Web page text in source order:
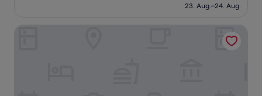
beträgt
23. Aug.–24. Aug.